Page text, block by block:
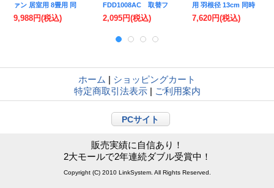
ァン 居室用 8畳用 同
時給排形換気扇 微小
粒子用フィルター搭載
9,988円(税込)
FDD1008AC 取替フ
ィルター ブレスファ
ン 交換用 微小粒子用
ァン用 [◇]
2,095円(税込)
用 羽根径 13cm 同時
給排型 [♭◇]
7,620円(税込)
ホーム | ショッピングカート
特定商取引法表示 | ご利用案内
PCサイト
販売実績に自信あり！
2大モールで2年連続ダブル受賞中！
Copyright (C) 2010 LinkSystem. All Rights Reserved.